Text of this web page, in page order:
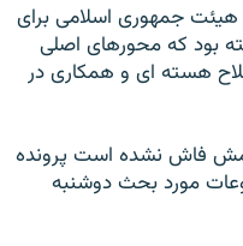
هیئت جمهوری اسلامی برای
بود که محورهای اصلی
هسته ای و همکاری در
فاش نشده است پرونده
مورد بحث دوشنبه